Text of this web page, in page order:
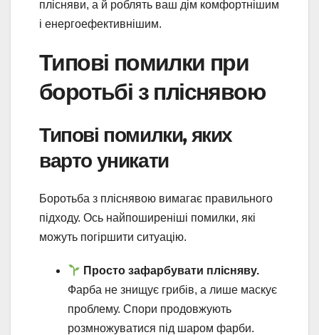
плісняви, а й роблять ваш дім комфортнішим
і енергоефективнішим.
Типові помилки при
боротьбі з пліснявою
Типові помилки, яких
варто уникати
Боротьба з пліснявою вимагає правильного
підходу. Ось найпоширеніші помилки, які
можуть погіршити ситуацію.
Просто зафарбувати плісняву.
Фарба не знищує грибів, а лише маскує
проблему. Спори продовжують
розмножуватися під шаром фарби.